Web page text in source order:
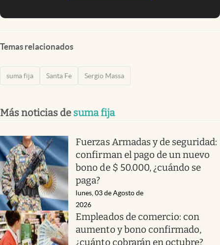
Temas relacionados
suma fija Santa Fe Sergio Massa
Más noticias de suma fija
Fuerzas Armadas y de seguridad:
confirman el pago de un nuevo
bono de $ 50.000, ¿cuándo se
paga?
lunes, 03 de Agosto de
2026
Empleados de comercio: con
aumento y bono confirmado,
¿cuánto cobrarán en octubre?